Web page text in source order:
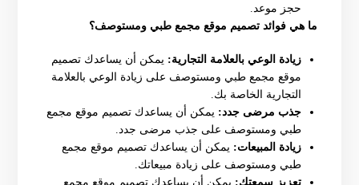
حجز موعد.
ما هي فوائد تصميم موقع مجمع طبي ومستوصف؟
زيادة الوعي بالعلامة التجارية: يمكن أن يساعدك تصميم
موقع مجمع طبي ومستوصف على زيادة الوعي بالعلامة
التجارية الخاصة بك.
جذب مرضى جدد: يمكن أن يساعدك تصميم موقع مجمع
طبي ومستوصف على جذب مرضى جدد.
زيادة المبيعات: يمكن أن يساعدك تصميم موقع مجمع
طبي ومستوصف على زيادة مبيعاتك.
تعزيز سمعتك: يمكن أن يساعدك تصميم موقع مجمع